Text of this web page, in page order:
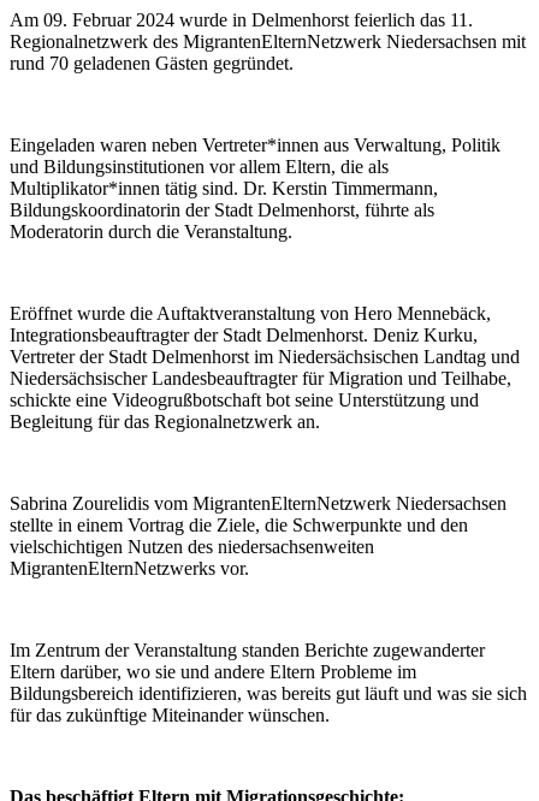
Am 09. Februar 2024 wurde in Delmenhorst feierlich das 11.
Regionalnetzwerk des MigrantenElternNetzwerk Niedersachsen mit
rund 70 geladenen Gästen gegründet.
Eingeladen waren neben Vertreter*innen aus Verwaltung, Politik
und Bildungsinstitutionen vor allem Eltern, die als
Multiplikator*innen tätig sind. Dr. Kerstin Timmermann,
Bildungskoordinatorin der Stadt Delmenhorst, führte als
Moderatorin durch die Veranstaltung.
Eröffnet wurde die Auftaktveranstaltung von Hero Mennebäck,
Integrationsbeauftragter der Stadt Delmenhorst. Deniz Kurku,
Vertreter der Stadt Delmenhorst im Niedersächsischen Landtag und
Niedersächsischer Landesbeauftragter für Migration und Teilhabe,
schickte eine Videogrußbotschaft bot seine Unterstützung und
Begleitung für das Regionalnetzwerk an.
Sabrina Zourelidis vom MigrantenElternNetzwerk Niedersachsen
stellte in einem Vortrag die Ziele, die Schwerpunkte und den
vielschichtigen Nutzen des niedersachsenweiten
MigrantenElternNetzwerks vor.
Im Zentrum der Veranstaltung standen Berichte zugewanderter
Eltern darüber, wo sie und andere Eltern Probleme im
Bildungsbereich identifizieren, was bereits gut läuft und was sie sich
für das zukünftige Miteinander wünschen.
Das beschäftigt Eltern mit Migrationsgeschichte: